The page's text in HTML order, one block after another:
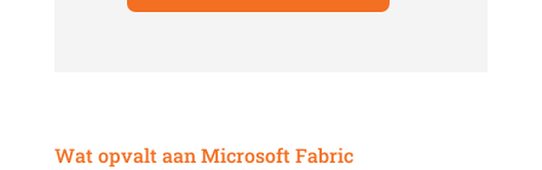
Wat opvalt aan Microsoft Fabric